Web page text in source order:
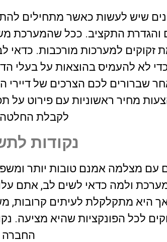
שיש לעשות כאשר מתחילים
התקציב. ככל שהמערכת
זקוקים למערכות מורכבות. כדאי
לא להעמיס בהוצאות על בעלי
שברורים לכם הצרכים של דיירי
מחיר ראשוניות עם פירוט על
לקבלת
נקודות
עם מצלמה אמנם טובות יותר
ולמה כדאי לשים לב, אתם
היא מתקלקלת לעיתים קרובות,
לכל הפונקציות שהיא מציעה.
החברה